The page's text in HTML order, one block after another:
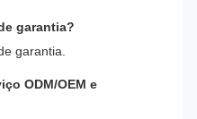
garantia?
garantia.
ODM/OEM e